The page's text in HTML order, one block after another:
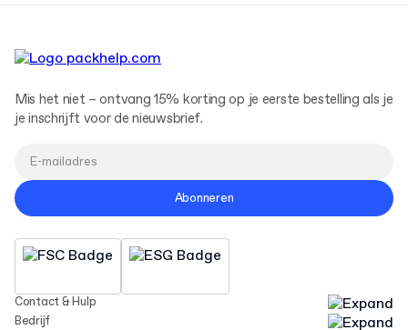
Contact & Hulp
Bedrijf
Mis het niet – ontvang 15% korting op je eerste bestelling als je
je inschrijft voor de nieuwsbrief.
Abonneren